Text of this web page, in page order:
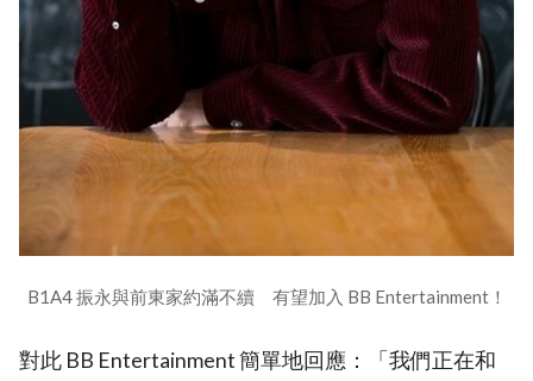
B1A4 振永與前東家約滿不續 有望加入 BB Entertainment！
對此 BB Entertainment 簡單地回應：「我們正在和